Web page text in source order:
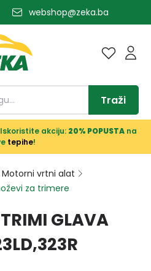
webshop@zeka.ba
Traži
Iskoristite akciju: 20% POPUSTAna
tepihe!
Motorni vrtni alat
za trimere
GLAVA